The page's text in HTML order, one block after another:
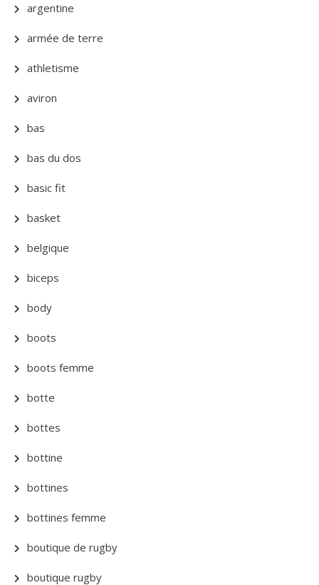
argentine
armée de terre
athletisme
aviron
bas
bas du dos
basic fit
basket
belgique
biceps
body
boots
boots femme
botte
bottes
bottine
bottines
bottines femme
boutique de rugby
boutique rugby